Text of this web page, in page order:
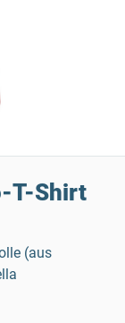
T-Shirt
(aus